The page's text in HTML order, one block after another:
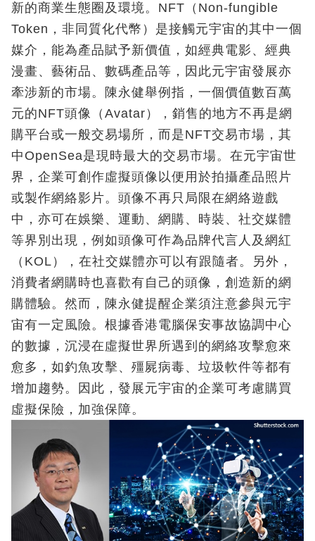
新的商業生態圈及環境。NFT（Non-fungible
Token，非同質化代幣）是接觸元宇宙的其中一個
媒介，能為產品賦予新價值，如經典電影、經典
漫畫、藝術品、數碼產品等，因此元宇宙發展亦
牽涉新的市場。陳永健舉例指，一個價值數百萬
元的NFT頭像（Avatar），銷售的地方不再是網
購平台或一般交易場所，而是NFT交易市場，其
中OpenSea是現時最大的交易市場。在元宇宙世
界，企業可創作虛擬頭像以便用於拍攝產品照片
或製作網絡影片。頭像不再只局限在網絡遊戲
中，亦可在娛樂、運動、網購、時裝、社交媒體
等界別出現，例如頭像可作為品牌代言人及網紅
（KOL），在社交媒體亦可以有跟隨者。另外，
消費者網購時也喜歡有自己的頭像，創造新的網
購體驗。然而，陳永健提醒企業須注意參與元宇
宙有一定風險。根據香港電腦保安事故協調中心
的數據，沉浸在虛擬世界所遇到的網絡攻擊愈來
愈多，如釣魚攻擊、殭屍病毒、垃圾軟件等都有
增加趨勢。因此，發展元宇宙的企業可考慮購買
虛擬保險，加強保障。